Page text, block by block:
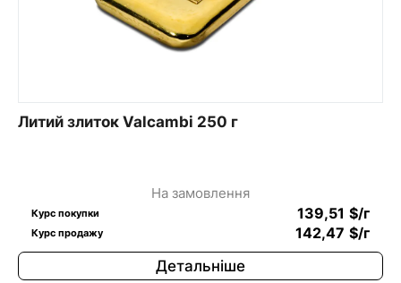
Литий злиток Valcambi 250 г
На замовлення
Курс покупки 139,51 $/г
Курс продажу 142,47 $/г
Детальніше